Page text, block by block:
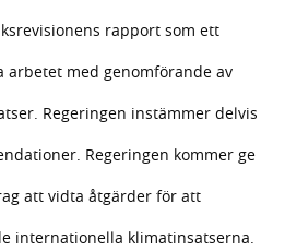
rapport som ett
med genomförande av
Regeringen instämmer delvis
Regeringen kommer ge
att vidta åtgärder för att
internationella klimatinsatserna.